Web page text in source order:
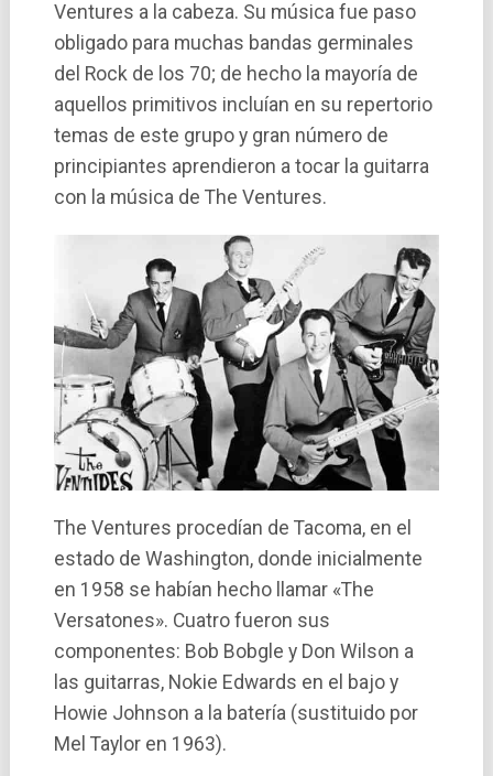
Ventures a la cabeza. Su música fue paso
obligado para muchas bandas germinales
del Rock de los 70; de hecho la mayorí­a de
aquellos primitivos incluí­an en su repertorio
temas de este grupo y gran número de
principiantes aprendieron a tocar la guitarra
con la música de The Ventures.
The Ventures procedí­an de Tacoma, en el
estado de Washington, donde inicialmente
en 1958 se habí­an hecho llamar «The
Versatones». Cuatro fueron sus
componentes: Bob Bobgle y Don Wilson a
las guitarras, Nokie Edwards en el bajo y
Howie Johnson a la baterí­a (sustituido por
Mel Taylor en 1963).